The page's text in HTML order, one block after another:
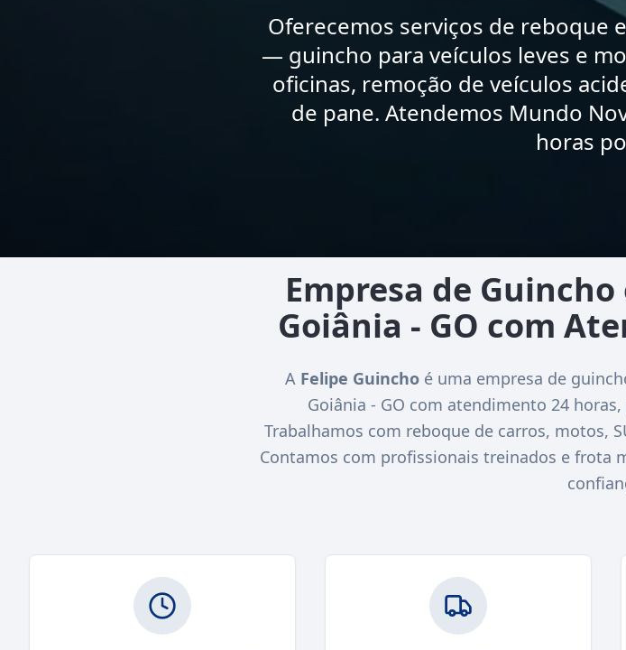
Oferecemos serviços de reboque
— guincho para veículos leves e
oficinas, remoção de veículos
de pane. Atendemos Mundo
horas
Empresa de
Goiânia - GO com
A Felipe Guinchoé uma empresa de
Goiânia - GO com atendimento 24
Trabalhamos com reboque de carros, motos,
Contamos com profissionais treinados e frota